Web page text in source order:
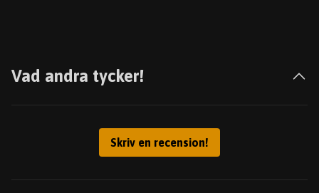
Vad andra tycker!
Skriv en recension!